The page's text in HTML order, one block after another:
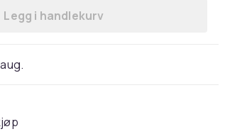
Legg vidaXL Markise Hvit 3,5 x 2,5
Legg i handlekurv